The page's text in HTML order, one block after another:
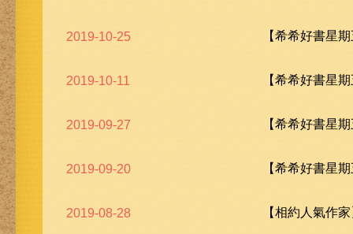
2019-10-25 【希希好書星
2019-10-11 【希希好書星
2019-09-27 【希希好書星
2019-09-20 【希希好書星
2019-08-28 【相約人氣作